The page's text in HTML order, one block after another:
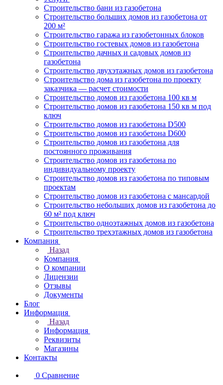
Строительство бани из газобетона
Строительство больших домов из газобетона от
200 м²
Строительство гаража из газобетонных блоков
Строительство гостевых домов из газобетона
Строительство дачных и садовых домов из
газобетона
Строительство двухэтажных домов из газобетона
Строительство дома из газобетона по проекту
заказчика — расчет стоимости
Строительство домов из газобетона 100 кв м
Строительство домов из газобетона 150 кв м под
ключ
Строительство домов из газобетона D500
Строительство домов из газобетона D600
Строительство домов из газобетона для
постоянного проживания
Строительство домов из газобетона по
индивидуальному проекту
Строительство домов из газобетона по типовым
проектам
Строительство домов из газобетона с мансардой
Строительство небольших домов из газобетона до
60 м² под ключ
Строительство одноэтажных домов из газобетона
Строительство трехэтажных домов из газобетона
Компания
Назад
Компания
О компании
Лицензии
Отзывы
Документы
Блог
Информация
Назад
Информация
Реквизиты
Магазины
Контакты
0 Сравнение